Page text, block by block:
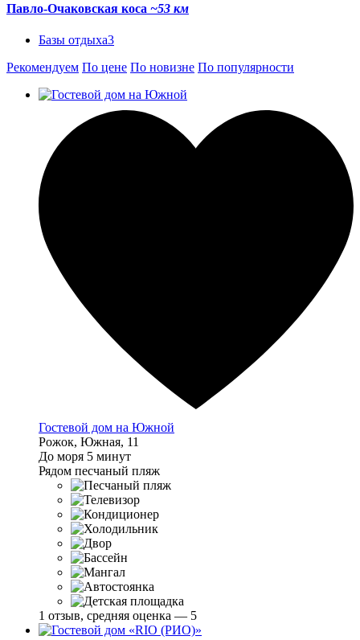
Павло-Очаковская коса ~53 км
Базы отдыха3
Рекомендуем По цене По новизне По популярности
Гостевой дом на Южной
Рожок, Южная, 11
До моря 5 минут
Рядом песчаный пляж
1 отзыв, средняя оценка — 5